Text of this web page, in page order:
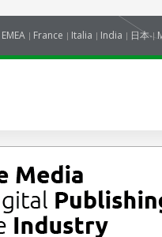
EMEA France Italia India 日本